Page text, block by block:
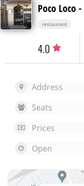
Poco Loco
restaurant
4.0
Address
Seats
Prices
Open